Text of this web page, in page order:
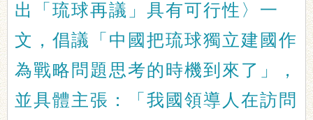
出「琉球再議」具有可行性〉一
文，倡議「中國把琉球獨立建國作
為戰略問題思考的時機到來了」，
並具體主張：「我國領導人在訪問